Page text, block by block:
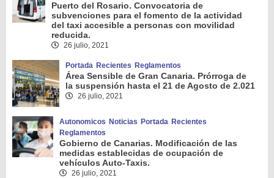
Puerto del Rosario. Convocatoria de
subvenciones para el fomento de la actividad
del taxi accesible a personas con movilidad
reducida.
26 julio, 2021
Portada Recientes Reglamentos
Área Sensible de Gran Canaria. Prórroga de
la suspensión hasta el 21 de Agosto de 2.021
26 julio, 2021
Autonomicos Noticias Portada Recientes
Reglamentos
Gobierno de Canarias. Modificación de las
medidas establecidas de ocupación de
vehículos Auto-Taxis.
26 julio, 2021